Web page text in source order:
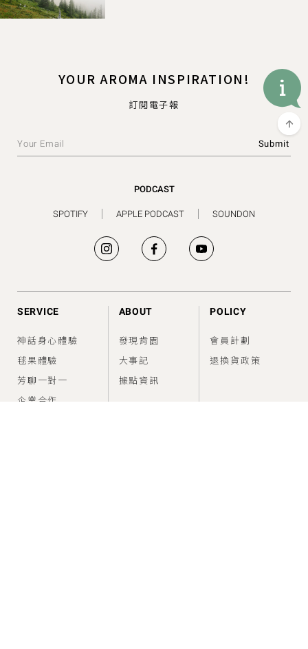
YOUR AROMA INSPIRATION!
訂閱電子報
PODCAST
SPOTIFY SOUNDON
APPLE PODCAST
SERVICE
神話身心體驗
毬果體驗
芳聊一對一
企業合作
ABOUT
發現肯園
大事記
據點資訊
POLICY
會員計劃
退換貨政策